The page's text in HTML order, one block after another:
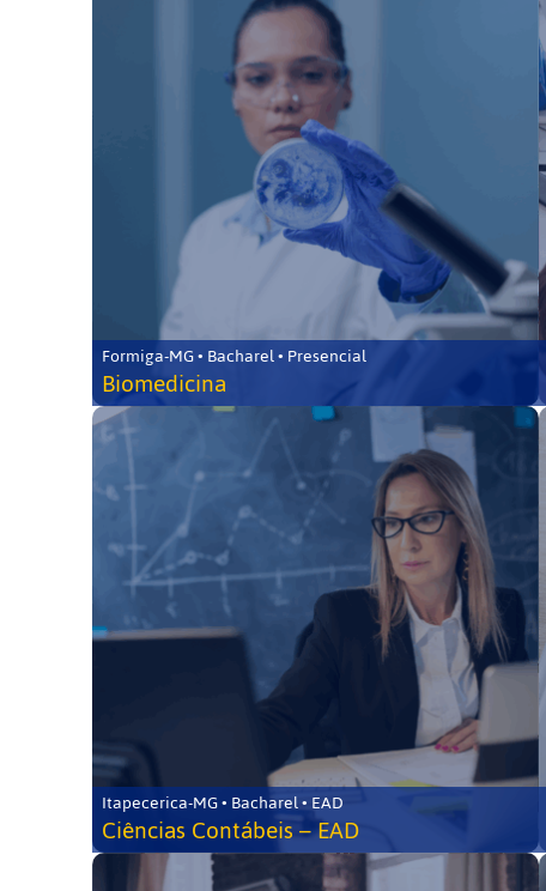
Formiga-MG • Bacharel • Presencial
Biomedicina
Itapecerica-MG • Bacharel • EAD
Ciências Contábeis – EAD